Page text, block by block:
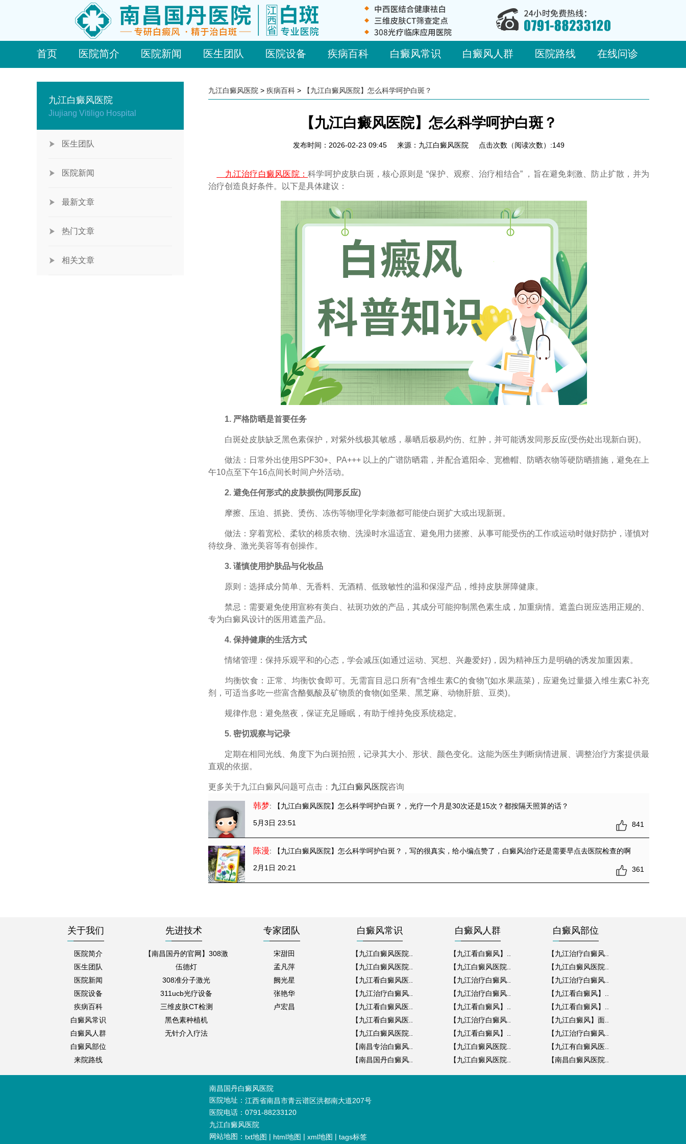
首页 医院简介 医院新闻 医生团队 医院设备 疾病百科 白癜风常识 白癜风人群 医院路线 在线问诊
九江白癜风医院
Jiujiang Vitiligo Hospital
医生团队
医院新闻
最新文章
热门文章
相关文章
九江白癜风医院 > 疾病百科 > 【九江白癜风医院】怎么科学呵护白斑？
【九江白癜风医院】怎么科学呵护白斑？
发布时间：2026-02-23 09:45 来源：九江白癜风医院 点击次数（阅读次数）:149
九江治疗白癜风医院：科学呵护皮肤白斑，核心原则是 “保护、观察、治疗相结合”​ ，旨在避免刺激、防止扩散，并为
治疗创造良好条件。以下是具体建议：
1. 严格防晒是首要任务
白斑处皮肤缺乏黑色素保护，对紫外线极其敏感，暴晒后极易灼伤、红肿，并可能诱发同形反应(受伤处出现新白斑)。
做法：日常外出使用SPF30+、PA+++​ 以上的广谱防晒霜，并配合遮阳伞、宽檐帽、防晒衣物等硬防晒措施，避免在上
午10点至下午16点间长时间户外活动。
2. 避免任何形式的皮肤损伤(同形反应)
摩擦、压迫、抓挠、烫伤、冻伤等物理化学刺激都可能使白斑扩大或出现新斑。
做法：穿着宽松、柔软的棉质衣物、洗澡时水温适宜、避免用力搓擦、从事可能受伤的工作或运动时做好防护，谨慎对
待纹身、激光美容等有创操作。
3. 谨慎使用护肤品与化妆品
原则：选择成分简单、无香料、无酒精、低致敏性的温和保湿产品，维持皮肤屏障健康。
禁忌：需要避免使用宣称有美白、祛斑功效的产品，其成分可能抑制黑色素生成，加重病情。遮盖白斑应选用正规的、
专为白癜风设计的医用遮盖产品。
4. 保持健康的生活方式
情绪管理：保持乐观平和的心态，学会减压(如通过运动、冥想、兴趣爱好)，因为精神压力是明确的诱发加重因素。
均衡饮食：正常、均衡饮食即可。无需盲目忌口所有“含维生素C的食物”(如水果蔬菜)，应避免过量摄入维生素C补充
剂，可适当多吃一些富含酪氨酸及矿物质的食物(如坚果、黑芝麻、动物肝脏、豆类)。
规律作息：避免熬夜，保证充足睡眠，有助于维持免疫系统稳定。
5. 密切观察与记录
定期在相同光线、角度下为白斑拍照，记录其大小、形状、颜色变化。这能为医生判断病情进展、调整治疗方案提供最
直观的依据。
更多关于九江白癜风问题可点击： 九江白癜风医院咨询
韩梦: 【九江白癜风医院】怎么科学呵护白斑？ ，光疗一个月是30次还是15次？都按隔天照算的话？
5月3日 23:51 841
陈漫: 【九江白癜风医院】怎么科学呵护白斑？ ，写的很真实，给小编点赞了，白癜风治疗还是需要早点去医院检查的啊
2月1日 20:21 361
关于我们
医院简介
医生团队
医院新闻
医院设备
疾病百科
白癜风常识
白癜风人群
白癜风部位
来院路线
先进技术
【南昌国丹的官网】308激
伍德灯
308准分子激光
311ucb光疗设备
三维皮肤CT检测
黑色素种植机
无针介入疗法
专家团队
宋甜田
孟凡萍
阙光星
张艳华
卢宏昌
白癜风常识
【九江白癜风医院..
【九江白癜风医院..
【九江看白癜风医..
【九江治疗白癜风..
【九江看白癜风医..
【九江看白癜风医..
【九江白癜风医院..
【南昌专治白癜风..
【南昌国丹白癜风..
白癜风人群
【九江看白癜风】..
【九江白癜风医院..
【九江治疗白癜风..
【九江治疗白癜风..
【九江看白癜风】..
【九江治疗白癜风..
【九江看白癜风】..
【九江白癜风医院..
【九江白癜风医院..
白癜风部位
【九江治疗白癜风..
【九江白癜风医院..
【九江治疗白癜风..
【九江看白癜风】..
【九江看白癜风】..
【九江白癜风】面..
【九江治疗白癜风..
【九江有白癜风医..
【南昌白癜风医院..
南昌国丹白癜风医院
医院地址： 江西省南昌市青云谱区洪都南大道207号
医院电话：0791-88233120
九江白癜风医院
网站地图： txt地图 | html地图 | xml地图 | tags标签